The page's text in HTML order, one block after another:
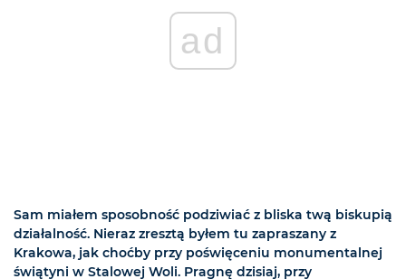
ad
Sam miałem sposobność podziwiać z bliska twą biskupią
działalność. Nieraz zresztą byłem tu zapraszany z
Krakowa, jak choćby przy poświęceniu monumentalnej
świątyni w Stalowej Woli. Pragnę dzisiaj, przy